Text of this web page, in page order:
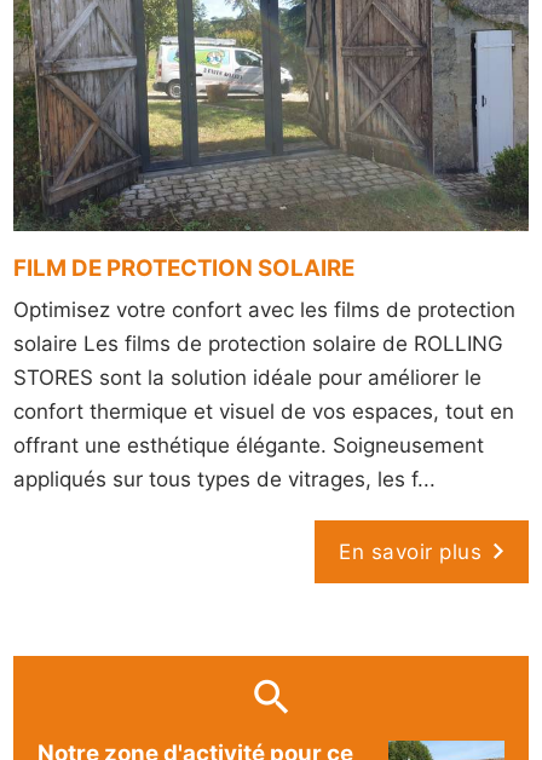
FILM DE PROTECTION SOLAIRE
Optimisez votre confort avec les films de protection
solaire Les films de protection solaire de ROLLING
STORES sont la solution idéale pour améliorer le
confort thermique et visuel de vos espaces, tout en
offrant une esthétique élégante. Soigneusement
appliqués sur tous types de vitrages, les f...
En savoir plus
Notre zone d'activité pour ce